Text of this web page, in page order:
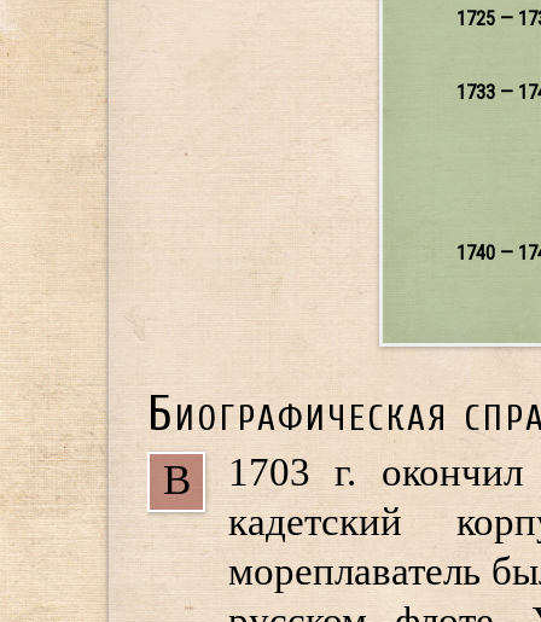
1725 —
1733 —
1740 —
Биографическая
В
1703 г.
кадетский
мореплаватель